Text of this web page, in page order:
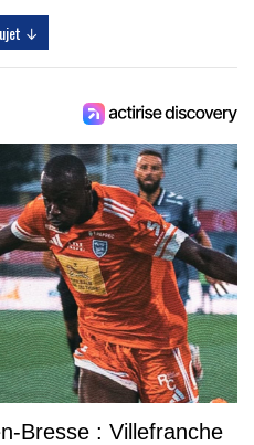
↓
Bresse : Villefranche